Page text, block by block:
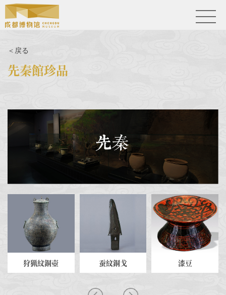
＜戻る
先秦館珍品
狩猟紋銅壺 蚕紋銅戈 漆豆